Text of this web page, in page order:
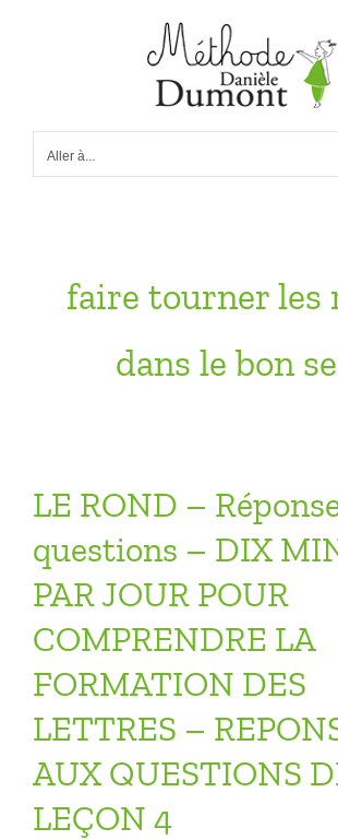
Aller à...
faire tourner les
dans le bon
LE ROND –
questions – DIX
PAR JOUR POUR
COMPRENDRE LA
FORMATION DES
LETTRES –
AUX QUESTIONS
LEÇON 4